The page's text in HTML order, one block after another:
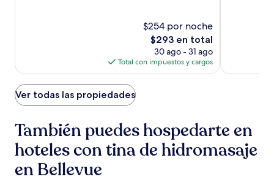
$254 por noche
El
precio
actual
es
$293 en total
30 ago - 31 ago
Total con impuestos y cargos
Ver todas las propiedades
También puedes hospedarte en
hoteles con tina de hidromasaje
en Bellevue